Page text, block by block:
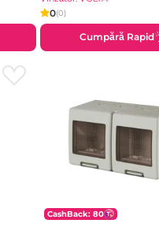
0(0)
Cumpără Rapid
CashBack: 80